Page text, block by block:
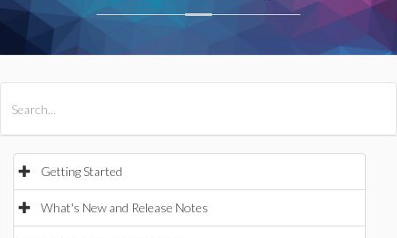
Getting Started
What's New and Release Notes